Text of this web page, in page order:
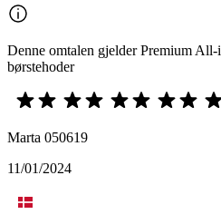
Denne omtalen gjelder Premium
børstehoder
Marta 050619
11/01/2024